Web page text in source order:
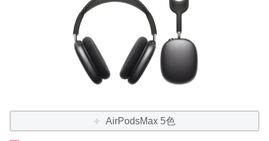
AirPodsMax 5色